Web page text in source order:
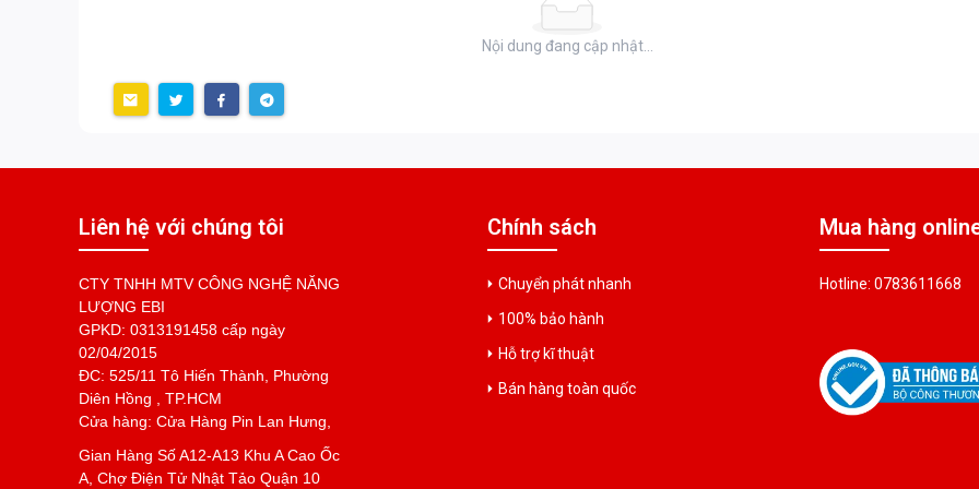
Nội dung đang cập nhật...
Liên hệ với chúng tôi
CTY TNHH MTV CÔNG NGHỆ NĂNG
LƯỢNG EBI
GPKD: 0313191458 cấp ngày
02/04/2015
ĐC: 525/11 Tô Hiến Thành, Phường
Diên Hồng , TP.HCM
Cửa hàng: Cửa Hàng Pin Lan Hưng,
Gian Hàng Số A12-A13 Khu A Cao Ốc
A, Chợ Điện Tử Nhật Tảo Quận 10
Chính sách
Chuyển phát nhanh
100% bảo hành
Hỗ trợ kĩ thuật
Bán hàng toàn quốc
Mua hàng
Hotline: 0783611668